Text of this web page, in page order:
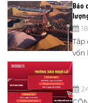
Báo
sụt
Tập
vốn